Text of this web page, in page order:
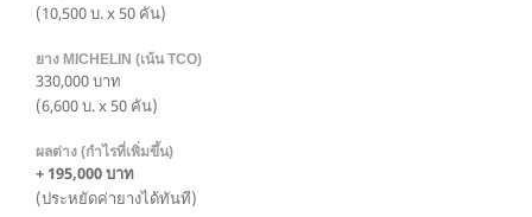
(10,500 บ. x 50 คัน)
330,000 บาท
(6,600 บ. x 50 คัน)
+ 195,000 บาท
(ประหยัดค่ายางได้ทันที)